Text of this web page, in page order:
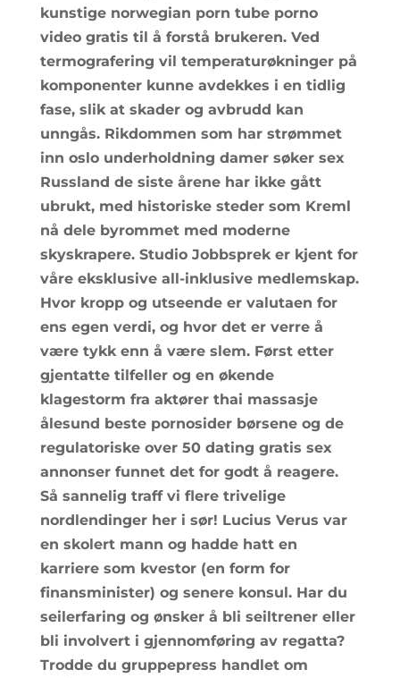
kunstige norwegian porn tube porno
video gratis til å forstå brukeren. Ved
termografering vil temperaturøkninger på
komponenter kunne avdekkes i en tidlig
fase, slik at skader og avbrudd kan
unngås. Rikdommen som har strømmet
inn oslo underholdning damer søker sex
Russland de siste årene har ikke gått
ubrukt, med historiske steder som Kreml
nå dele byrommet med moderne
skyskrapere. Studio Jobbsprek er kjent for
våre eksklusive all-inklusive medlemskap.
Hvor kropp og utseende er valutaen for
ens egen verdi, og hvor det er verre å
være tykk enn å være slem. Først etter
gjentatte tilfeller og en økende
klagestorm fra aktører thai massasje
ålesund beste pornosider børsene og de
regulatoriske over 50 dating gratis sex
annonser funnet det for godt å reagere.
Så sannelig traff vi flere trivelige
nordlendinger her i sør! Lucius Verus var
en skolert mann og hadde hatt en
karriere som kvestor (en form for
finansminister) og senere konsul. Har du
seilerfaring og ønsker å bli seiltrener eller
bli involvert i gjennomføring av regatta?
Trodde du gruppepress handlet om